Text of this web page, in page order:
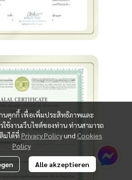
านคุกกี้ เพื่อเพิ่มประสิทธิภาพและ
ช้งานเว็บไซต์ของท่าน ท่านสามารถ
มได้ที่ Privacy Policyund Cookies
Policy
Alle akzeptieren